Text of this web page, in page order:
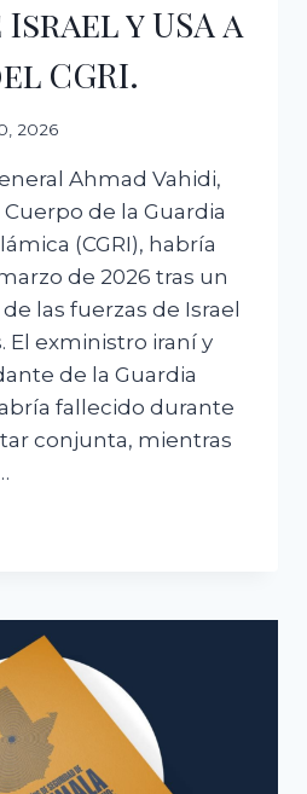
y USA a
CGRI.
2026
Ahmad Vahidi,
de la Guardia
(CGRI), habría
de 2026 tras un
las fuerzas de Israel
El exministro iraní y
de la Guardia
fallecido durante
conjunta, mientras